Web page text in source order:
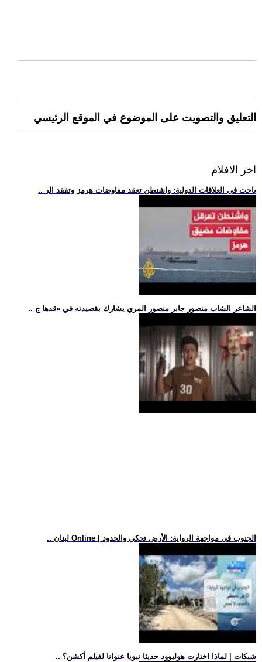
التعليق والتصويت على الموضوع في الموقع الرئيسي
اخر الافلام
.. باحث في العلاقات الدولية: واشنطن تعقد مفاوضات هرمز وتفقد الر
.. الشاعر الشاب منصور جابر منصور المري يشارك بقصيدته في «قدها ج
.. لبنان Online | الجنوب في مواجهة الرواية: الأرض تحكي والحدود
.. شبكات | لماذا اختارت هوليوود حديثا نبويا عنوانا لفيلم أكشن؟